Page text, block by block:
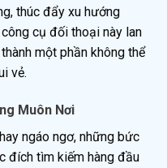
thúc đẩy xu hướng
cụ đối thoại này lan
một phần không thể
vẻ.
Muôn Nơi
ngáo ngơ, những bức
đích tìm kiếm hàng đầu